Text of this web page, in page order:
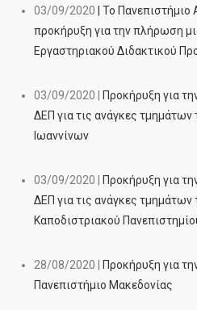
03/09/2020
| Το Πανεπιστήμιο
προκήρυξη για την πλήρωση
Εργαστηριακού Διδακτικού
03/09/2020 | Προκήρυξη για
ΔΕΠ για τις ανάγκες τμημάτων
Ιωαννίνων
03/09/2020 | Προκήρυξη για
ΔΕΠ για τις ανάγκες τμημάτων
Καποδιστριακού
28/08/2020 | Προκήρυξη για
Πανεπιστήμιο Μακεδονίας